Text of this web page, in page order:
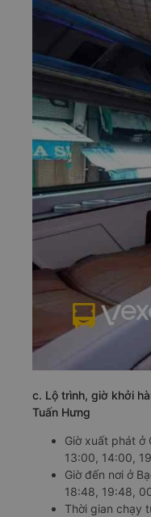
c. Lộ trình, giờ khởi
Tuấn Hưng
Giờ xuất phát ở
13:00, 14:00,
Giờ đến nơi ở
18:48, 19:48,
Thời gian chạy